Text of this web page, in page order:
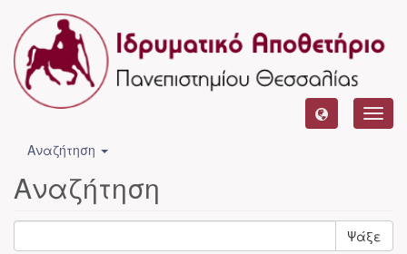
Αναζήτηση
Αναζήτηση
Ψάξε